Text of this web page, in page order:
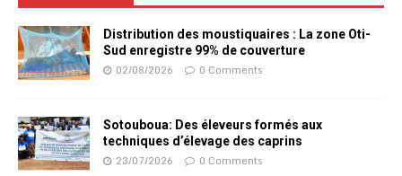
Distribution des moustiquaires : La zone Oti-
Sud enregistre 99% de couverture
02/08/2026 0 Comments
Sotouboua: Des éleveurs formés aux
techniques d’élevage des caprins
23/07/2026 0 Comments